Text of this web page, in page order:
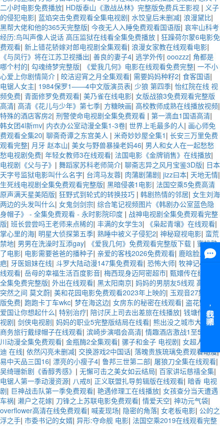
二小时电影免费播放| HD版泰山《激战丛林》完整版免费兵王影视 | 义子
的侵犯电影| 蓝焰突击免费观看全集电视剧| 水饺皇后未删减| 浪漫黛比|
黑帮大佬和他的365天完整版| 今夜无人入睡免费观看国语版| 哀牢山科考
经历:鸟叫声像人说话 高压监狱在线看全集免费播放 | 狂躁荷尔蒙6电影免
费观看| 新上错花轿嫁对郎电视剧全集观看| 浪漫女家教在线观看电影|
《与凤行》将在江苏卫视播出| 善良的妻子4| 逃学外传| ooozzz| 角都是
哪个村的| 勾魂绮梦完整版| 《爱我几何》电影在线观看免费完整| 一不小
心爱上你剧情简介 | 皎洁迎宵之月全集观看| 需要妈妈种籽2| 食客国语|
电锯人女主| 1984保罗1——4中文版演员表| 少狼 第四季| 怡红院在线 视
频免费| 青面修罗免费观看| 美乃雀在线电影| 女版战狼3免费观看完整版
高清| 高清《花儿与少年》第七季| 方糖映画| 高校教师成熟在线播放视频|
特殊的酒店客房2| 刑警使命电视剧全集免费观看 | 第一滴血1国语高清|
韩女团4l新mv| 内衣办公室动漫全集1-3卷| 世界上毛最多的人| 画心师免
费观看全集20| 聊斋奇谭之东宫美人 | 米奇妙妙屋全集1 | 长安三万里免费
观看完整| 月牙 赵本山| 美女与野兽暴操老妈46| 男人和女人在一起愁愁
愁电视剧免费| 年轻女教师3在线观看| 法国电影《金牌销售》在线播放|
电视剧《父与子》 | 舞蹈家苏科老师简介| 聊斋志异之风月宝鉴3D版| 日本
天字号监狱电影叫什么名字| 台湾马友蓉| 肉蒲剧蒲剧| jizz曰本| 天地无情|
生死线电视剧全集免费观看完整版| 黑暗侵袭1电影| 法国空乘5免费高清
原声满天星美陌版| 狂野式到轮式的转换技巧 | 韩剧热情的邻居| 女生刘海
两边的头发叫什么| 女鬼剑剑宗| 综合笔记视频图片《韩剧办公室蓝色隐
身帽子》 - 全集免费观看 - 永时影院印度 | 战神电视剧全集免费观看完整
版| 班长尝尝吗王老师来点稀的| 丰满的女学生3| 《枭起青壤》在线观看|
掌心里的海| 明星大侦探第五季| 熟睡中被义子侵犯2| 神秘窥视电影| 蛮荒
禁地| 男男在洗澡时互添gay| 《爱我几何》免费观看完整版下载 | 蜜桃熟
了电影| 电影需要爸爸的播种子| 亲爱的客栈2026免费观看| 鹿晗脸上的
疤| 牙医姐妹在线| 斗罗大陆动漫147集免费观看| 恐怖大师| 牧神记40在
线观看| 岳母的幸福生活百度影音| 梅西现身迈阿密超市| 甄嬛传在线观看
全集免费完整版| 外出在线观看| 黑太阳南京| 妈妈的男朋友5线观 高清
突然之间 莫文蔚| 美和花园电影免费观看2023年上映的| 玉观音27集完整
版免费| 跑跑卡丁车wkc| 梦在海这边| 女房东的秘密在线观看| 盗花野史
爱国让你想起什么| 特别治疗| 陪讨厌上司去出差旅在线播放| 钱塘传奇电
视剧| 剑侠电视剧| 妈妈的职业5完整版结局在线看| 熊出没之城市大冒险
商务旅行戴绿帽子在线观看| 滨崎步演唱会高清| 情趣酒店激战1至5集
川动漫全集免费观看| 金瓶酶2全集观看| 骡子和金子 电视剧| 女超人麦乐
迪 在线| 依然闪亮未删减| 交换游戏2中国话| 落魄贵族琉璃免费观看动漫|
易中天品三国16| 漂亮的小瘦子4| 鲁邦三世第二部| 屠狼刀全集在线观看|
吴绮珊新剧《香醇秀感》 | 无懈可击之美女如云结局| 百家讲坛慈禧全集|
电锯人第一季动漫资源| 八戒8| 正义联盟扎导剪辑版在线观看| 暗香 电视
剧| 巨神战击队第一季免费观看| 艳遇修理工在线播放| 女孩查分当天遭遇
车祸| 濑户之花嫁| 刀锋之上苏联电影免费观看| 情爱天空| 神功元气袋|
overflower高清在线免费观看| 喊麦现场| 隐密的角落| 女老板电影| 公的之
浮之手| 市委书记的女婿| 异形:夺命舰 电影| 法国空乘2019在线观看完整